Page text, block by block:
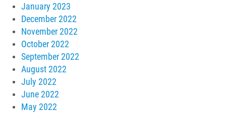
January 2023
December 2022
November 2022
October 2022
September 2022
August 2022
July 2022
June 2022
May 2022